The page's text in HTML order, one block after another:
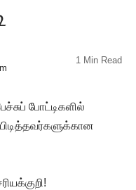
1 Min Read
போட்டிகளில்